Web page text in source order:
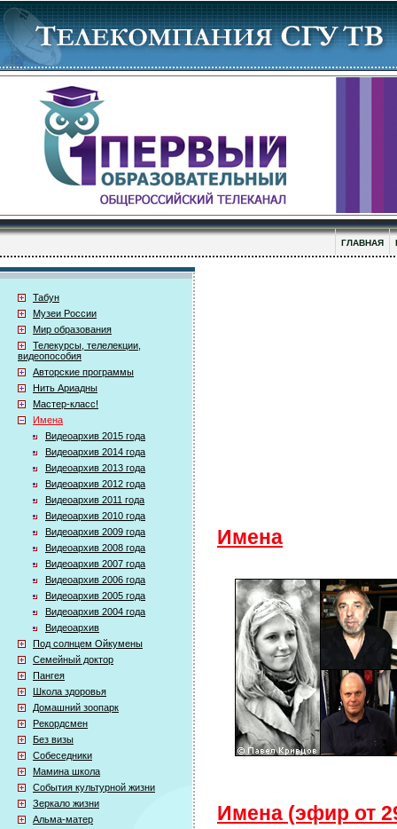
ГЛАВНАЯ
Табун
Музеи России
Мир образования
Телекурсы, телелекции,
видеопособия
Авторские программы
Нить Ариадны
Мастер-класс!
Имена
Видеоархив 2015 года
Видеоархив 2014 года
Видеоархив 2013 года
Видеоархив 2012 года
Видеоархив 2011 года
Видеоархив 2010 года
Видеоархив 2009 года
Видеоархив 2008 года
Видеоархив 2007 года
Видеоархив 2006 года
Видеоархив 2005 года
Видеоархив 2004 года
Видеоархив
Под солнцем Ойкумены
Семейный доктор
Пангея
Школа здоровья
Домашний зоопарк
Рекордсмен
Без визы
Собеседники
Мамина школа
События культурной жизни
Зеркало жизни
Альма-матер
Имена
Имена (эфир от